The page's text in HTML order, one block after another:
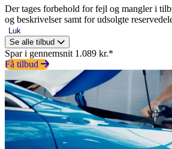
Der tages forbehold for fejl og mangler i
og beskrivelser samt for udsolgte
Luk
Se alle tilbud
Spar i gennemsnit 1.089 kr.*
Få tilbud